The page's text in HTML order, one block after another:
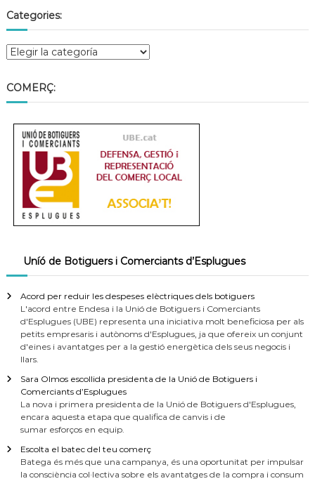
Categories:
COMERÇ:
Uníó de Botiguers i Comerciants d’Esplugues
Acord per reduir les despeses elèctriques dels botiguers
L'acord entre Endesa i la Unió de Botiguers i Comerciants
d'Esplugues (UBE) representa una iniciativa molt beneficiosa per als
petits empresaris i autònoms d'Esplugues, ja que ofereix un conjunt
d'eines i avantatges per a la gestió energètica dels seus negocis i
llars.
Sara Olmos escollida presidenta de la Unió de Botiguers i
Comerciants d’Esplugues
La nova i primera presidenta de la Unió de Botiguers d'Esplugues,
encara aquesta etapa que qualifica de canvis i de
sumar esforços en equip.
Escolta el batec del teu comerç
Batega és més que una campanya, és una oportunitat per impulsar
la consciència col·lectiva sobre els avantatges de la compra i consum